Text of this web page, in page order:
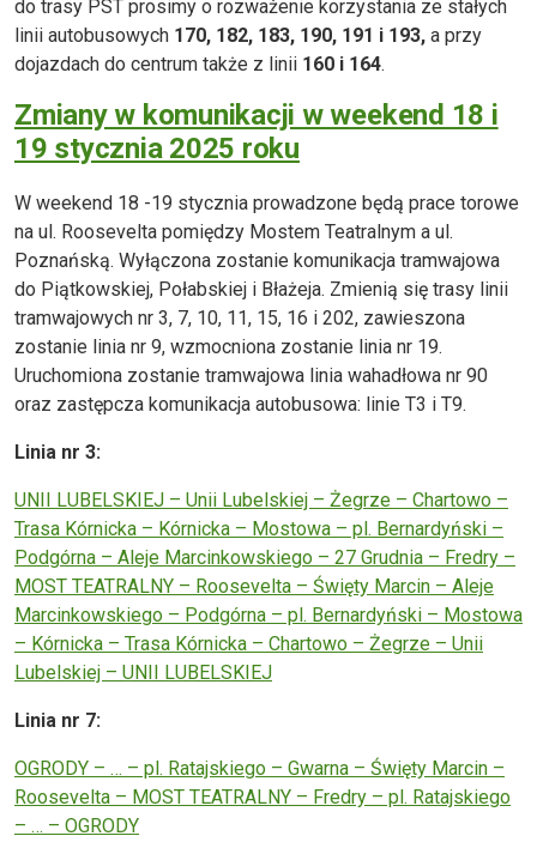
do trasy PST prosimy o rozważenie korzystania ze stałych
linii autobusowych 170, 182, 183, 190, 191 i 193, a przy
dojazdach do centrum także z linii 160 i 164.
Zmiany w komunikacji w weekend 18 i
19 stycznia 2025 roku
W weekend 18 -19 stycznia prowadzone będą prace torowe
na ul. Roosevelta pomiędzy Mostem Teatralnym a ul.
Poznańską. Wyłączona zostanie komunikacja tramwajowa
do Piątkowskiej, Połabskiej i Błażeja. Zmienią się trasy linii
tramwajowych nr 3, 7, 10, 11, 15, 16 i 202, zawieszona
zostanie linia nr 9, wzmocniona zostanie linia nr 19.
Uruchomiona zostanie tramwajowa linia wahadłowa nr 90
oraz zastępcza komunikacja autobusowa: linie T3 i T9.
Linia nr 3:
UNII LUBELSKIEJ – Unii Lubelskiej – Żegrze – Chartowo –
Trasa Kórnicka – Kórnicka – Mostowa – pl. Bernardyński –
Podgórna – Aleje Marcinkowskiego – 27 Grudnia – Fredry –
MOST TEATRALNY – Roosevelta – Święty Marcin – Aleje
Marcinkowskiego – Podgórna – pl. Bernardyński – Mostowa
– Kórnicka – Trasa Kórnicka – Chartowo – Żegrze – Unii
Lubelskiej – UNII LUBELSKIEJ
Linia nr 7:
OGRODY – … – pl. Ratajskiego – Gwarna – Święty Marcin –
Roosevelta – MOST TEATRALNY – Fredry – pl. Ratajskiego
– … – OGRODY